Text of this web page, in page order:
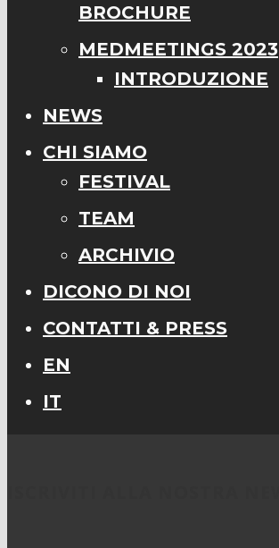
BROCHURE
MEDMEETINGS 2023
INTRODUZIONE
NEWS
CHI SIAMO
FESTIVAL
TEAM
ARCHIVIO
DICONO DI NOI
CONTATTI & PRESS
EN
IT